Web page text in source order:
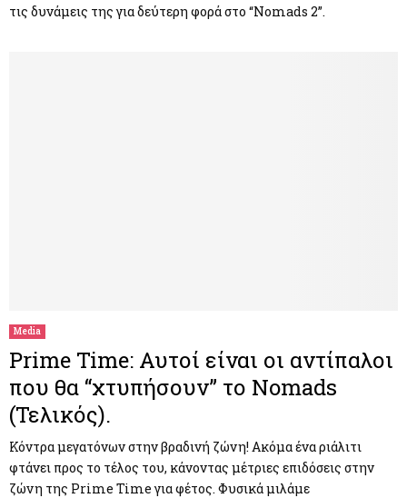
τις δυνάμεις της για δεύτερη φορά στο “Nomads 2”.
Media
Prime Time: Αυτοί είναι οι αντίπαλοι
που θα “χτυπήσουν” το Nomads
(Τελικός).
Κόντρα μεγατόνων στην βραδινή ζώνη! Ακόμα ένα ριάλιτι
φτάνει προς το τέλος του, κάνοντας μέτριες επιδόσεις στην
ζώνη της Prime Time για φέτος. Φυσικά μιλάμε